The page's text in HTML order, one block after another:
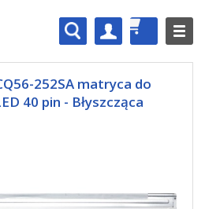
252SA matryca do
40 pin - Błyszcząca